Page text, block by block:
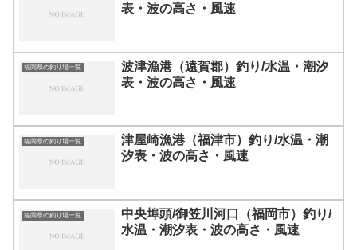
表・波の高さ・風速
福岡県の釣り場一覧
波津漁港（遠賀郡）釣り/水温・潮汐
表・波の高さ・風速
福岡県の釣り場一覧
津屋崎漁港（福津市）釣り/水温・潮
汐表・波の高さ・風速
福岡県の釣り場一覧
中央埠頭/御笠川河口（福岡市）釣り/
水温・潮汐表・波の高さ・風速